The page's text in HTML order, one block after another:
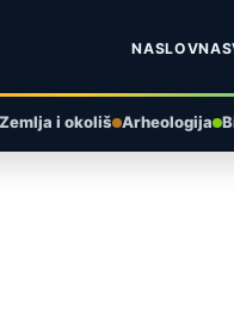
NASLOVNA
Zemlja i okoliš Arheologija